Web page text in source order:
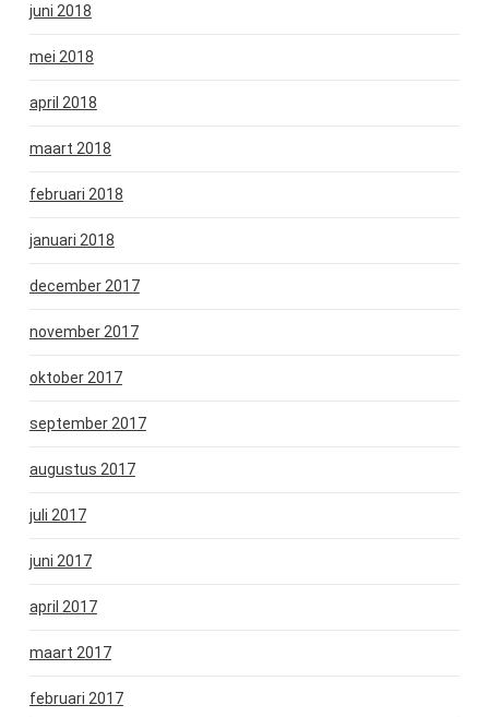
juni 2018
mei 2018
april 2018
maart 2018
februari 2018
januari 2018
december 2017
november 2017
oktober 2017
september 2017
augustus 2017
juli 2017
juni 2017
april 2017
maart 2017
februari 2017